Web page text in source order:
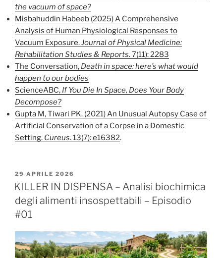
the vacuum of space?
Misbahuddin Habeeb (2025) A Comprehensive
Analysis of Human Physiological Responses to
Vacuum Exposure.Journal of Physical Medicine:
Rehabilitation Studies & Reports. 7(11): 2283
The Conversation, Death in space: here’s what would
happen to our bodies
ScienceABC, If You Die In Space, Does Your Body
Decompose?
Gupta M, Tiwari PK. (2021) An Unusual Autopsy Case of
Artificial Conservation of a Corpse in a Domestic
Setting. Cureus. 13(7): e16382.
PUBBLICATO
IL
29 APRILE 2026
KILLER IN DISPENSA – Analisi biochimica
degli alimenti insospettabili – Episodio
#01